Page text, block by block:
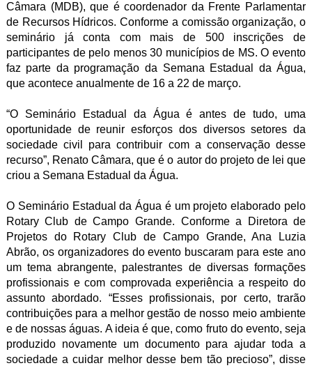
Câmara (MDB), que é coordenador da Frente Parlamentar
de Recursos Hídricos. Conforme a comissão organização, o
seminário já conta com mais de 500 inscrições de
participantes de pelo menos 30 municípios de MS. O evento
faz parte da programação da Semana Estadual da Água,
que acontece anualmente de 16 a 22 de março.
“O Seminário Estadual da Água é antes de tudo, uma
oportunidade de reunir esforços dos diversos setores da
sociedade civil para contribuir com a conservação desse
recurso”, Renato Câmara, que é o autor do projeto de lei que
criou a Semana Estadual da Água.
O Seminário Estadual da Água é um projeto elaborado pelo
Rotary Club de Campo Grande. Conforme a Diretora de
Projetos do Rotary Club de Campo Grande, Ana Luzia
Abrão, os organizadores do evento buscaram para este ano
um tema abrangente, palestrantes de diversas formações
profissionais e com comprovada experiência a respeito do
assunto abordado. “Esses profissionais, por certo, trarão
contribuições para a melhor gestão de nosso meio ambiente
e de nossas águas. A ideia é que, como fruto do evento, seja
produzido novamente um documento para ajudar toda a
sociedade a cuidar melhor desse bem tão precioso”, disse